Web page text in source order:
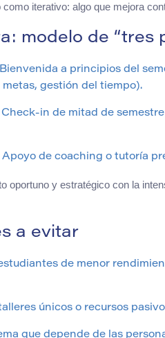
iterativo: algo que mejora
modelo de “tres
Bienvenida a principios del
gestión del tiempo).
Check-in de mitad de
Apoyo de coaching o tutoría
oportuno y estratégico con la
a evitar
de menor
únicos o recursos
que depende de las